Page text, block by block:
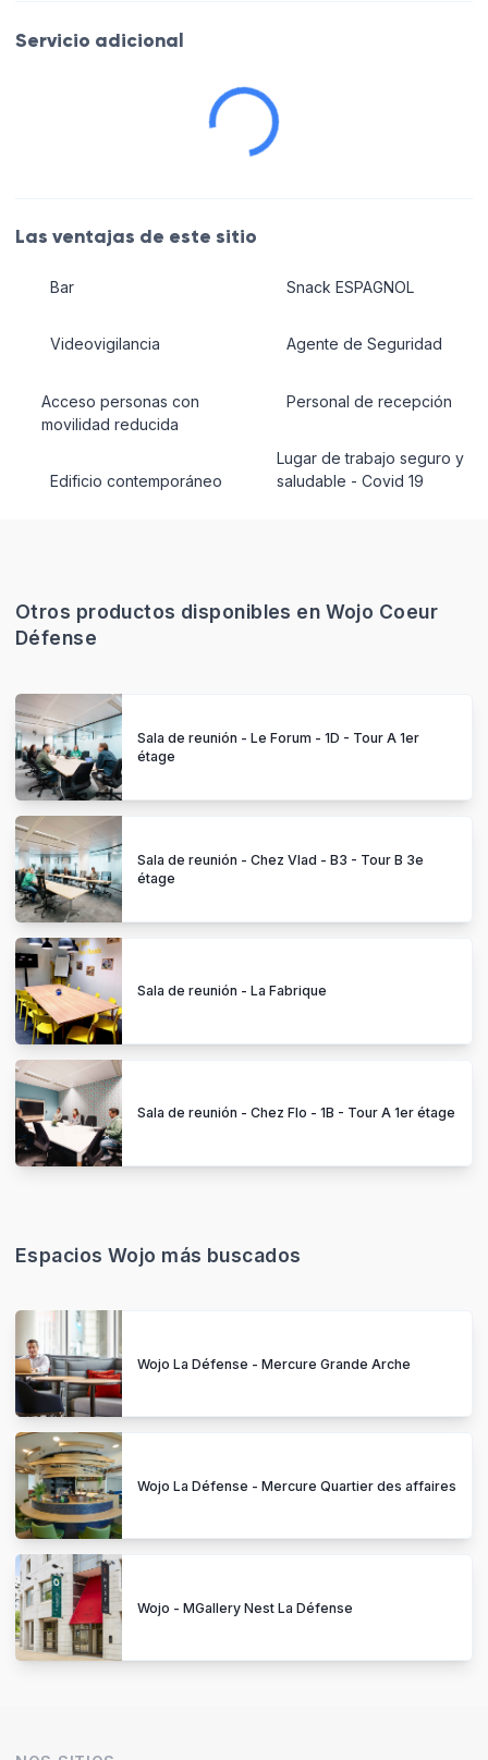
Servicio adicional
Las ventajas de este sitio
Bar
Videovigilancia
Acceso personas con
movilidad reducida
Edificio contemporáneo
Snack ESPAGNOL
Agente de Seguridad
Personal de recepción
Lugar de trabajo seguro y
saludable - Covid 19
Otros productos disponibles en Wojo Coeur
Défense
Sala de reunión - Le Forum - 1D - Tour A 1er
étage
Sala de reunión - Chez Vlad - B3 - Tour B 3e
étage
Sala de reunión - La Fabrique
Sala de reunión - Chez Flo - 1B - Tour A 1er étage
Espacios Wojo más buscados
Wojo La Défense - Mercure Grande Arche
Wojo La Défense - Mercure Quartier des affaires
Wojo - MGallery Nest La Défense